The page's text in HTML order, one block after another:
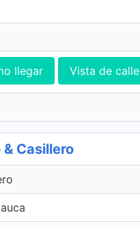
llegar Vista de calle
Casillero